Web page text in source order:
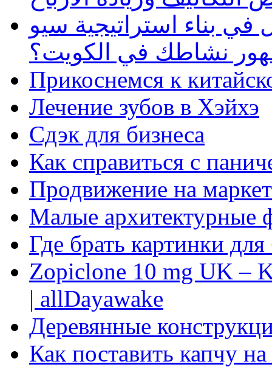
بناء استراتيجية سيو
نشاطك في الكويت؟
Прикоснемся к
Лечение зубов в Хэйхэ
Сдэк для бизнеса
Как справиться с
Продвижение на
Малые архитектурные
Где брать картинки
Zopiclone 10 mg UK –
| allDayawake
Деревянные
Как поставить капчу